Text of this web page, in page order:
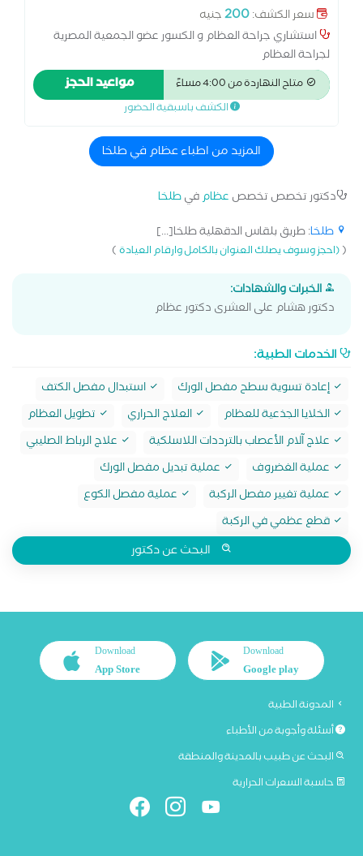
سعر الكشف:200جنيه
استشاري جراحة العظام و الكسور عضو الجمعية المصرية
لجراحة العظام
متاح النهاردة من 4:00 مساءً مواعيد الحجز
الكشف باسبقية الحضور
المزيد من اطباء عظام في طلخا
دكتور تخصص تخصص عظامفيطلخا
طلخا: طريق بلقاس الدقهلية طلخا[...]
((احجز وسوف يصلك العنوان بالكامل وارقام العيادة)
الخبرات والشهادات:
دكتور هشام على العشرى دكتور عظام
الخدمات الطبية:
إعادة تسوية سطح مفصل الورك
استبدال مفصل الكتف
الخلايا الجذعية للعظام
العلاج الحراري
تطويل العظام
علاج آلام الأعصاب بالترددات اللاسلكية
علاج الرباط الصليبي
عملية الغضروف
عملية تبديل مفصل الورك
عملية تغيير مفصل الركبة
عملية مفصل الكوع
قطع عظمي في الركبة
البحث عن دكتور
Download
Google play
Download
App Store
المدونة الطبية
أسئلة وأجوبة من الأطباء
البحث عن طبيب بالمدينة والمنطقة
حاسبة السعرات الحرارية